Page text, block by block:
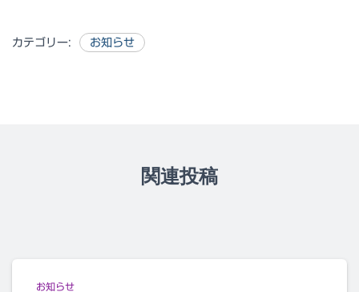
カテゴリー: お知らせ
関連投稿
お知らせ